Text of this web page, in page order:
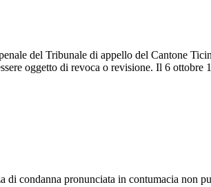
del Tribunale di appello del Cantone
oggetto di revoca o revisione. Il 6
di condanna pronunciata in contumacia non